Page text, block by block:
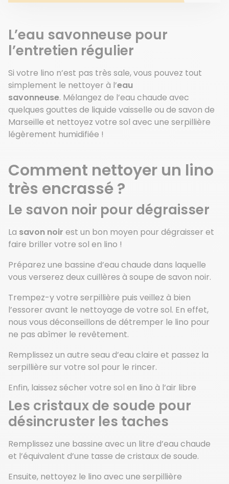
L’eau savonneuse pour
l’entretien régulier
Si votre lino n’est pas très sale, vous pouvez tout
simplement le nettoyer à l’eau
savonneuse. Mélangez de l’eau chaude avec
quelques gouttes de liquide vaisselle ou de savon de
Marseille et nettoyez votre sol avec une serpillière
légèrement humidifiée !
Comment nettoyer un lino
très encrassé ?
Le savon noir pour dégraisser
La savon noir est un bon moyen pour dégraisser et
faire briller votre sol en lino !
Préparez une bassine d’eau chaude dans laquelle
vous verserez deux cuillères à soupe de savon noir.
Trempez-y votre serpillière puis veillez à bien
l’essorer avant le nettoyage de votre sol. En effet,
nous vous déconseillons de détremper le lino pour
ne pas abîmer le revêtement.
Remplissez un autre seau d’eau claire et passez la
serpillière sur votre sol pour le rincer.
Enfin, laissez sécher votre sol en lino à l’air libre
Les cristaux de soude pour
désincruster les taches
Remplissez une bassine avec un litre d’eau chaude
et l’équivalent d’une tasse de cristaux de soude.
Ensuite, nettoyez le lino avec une serpillière